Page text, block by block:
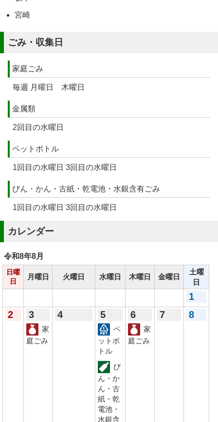
宮崎
ごみ・収集日
家庭ごみ
毎週 月曜日 木曜日
金属類
2回目の水曜日
ペットボトル
1回目の水曜日 3回目の水曜日
びん・かん・古紙・乾電池・水銀含有ごみ
1回目の水曜日 3回目の水曜日
カレンダー
令和8年8月
日曜
日
月曜日 火曜日 水曜日 木曜日 金曜日
土曜
日
1
2
3
家
庭ごみ
4 5
ペ
ットボ
トル
び
ん・か
ん・古
紙・乾
電池・
水銀含
6
家
庭ごみ
7 8